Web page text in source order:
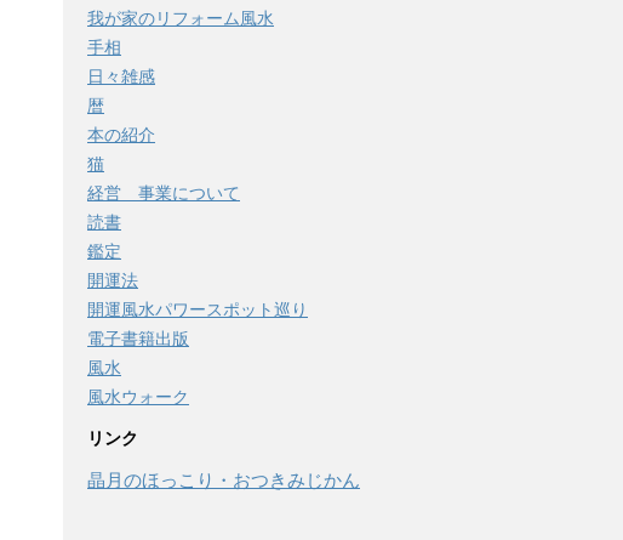
我が家のリフォーム風水
手相
日々雑感
暦
本の紹介
猫
経営 事業について
読書
鑑定
開運法
開運風水パワースポット巡り
電子書籍出版
風水
風水ウォーク
リンク
晶月のほっこり・おつきみじかん